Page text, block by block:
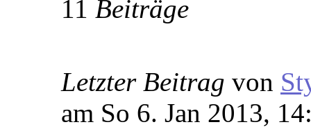
11 Beiträge
Letzter Beitrag von
am So 6. Jan 2013,